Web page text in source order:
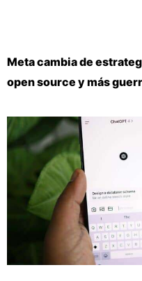
Meta cambia de
open source y más